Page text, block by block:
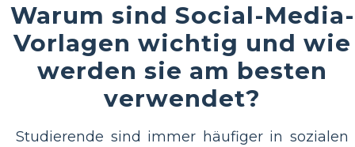
Warum sind Social-Media-
Vorlagen wichtig und wie
werden sie am besten
verwendet?
Studierende sind immer häufiger in sozialen